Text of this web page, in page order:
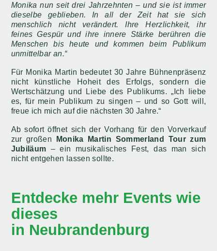
Monika nun seit drei Jahrzehnten – und sie ist immer
dieselbe geblieben. In all der Zeit hat sie sich
menschlich nicht verändert. Ihre Herzlichkeit, ihr
feines Gespür und ihre innere Stärke berühren die
Menschen bis heute und kommen beim Publikum
unmittelbar an.“
Für Monika Martin bedeutet 30 Jahre Bühnenpräsenz
nicht künstliche Hoheit des Erfolgs, sondern die
Wertschätzung und Liebe des Publikums. „Ich liebe
es, für mein Publikum zu singen – und so Gott will,
freue ich mich auf die nächsten 30 Jahre.“
Ab sofort öffnet sich der Vorhang für den Vorverkauf
zur großen
Monika Martin Sommerland Tour zum
Jubiläum – ein musikalisches Fest, das man sich
nicht entgehen lassen sollte.
Entdecke mehr Events wie
dieses
in Neubrandenburg